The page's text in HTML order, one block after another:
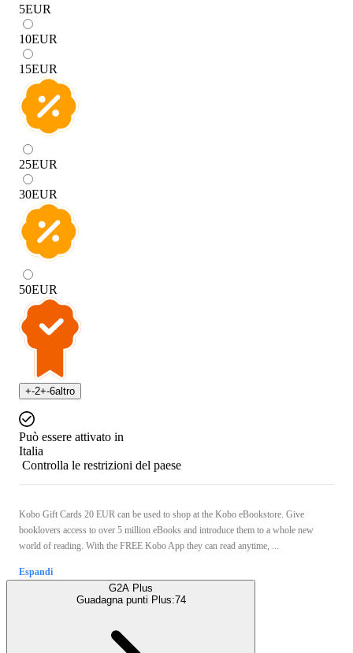
5EUR
10EUR
15EUR
25EUR
30EUR
50EUR
+-2+-6altro
Può essere attivato in
Italia
Controlla le restrizioni del paese
Kobo Gift Cards 20 EUR can be used to shop at the Kobo eBookstore. Give
booklovers access to over 5 million eBooks and introduce them to a whole new
world of reading. With the FREE Kobo App they can read anytime, ...
Espandi
G2A Plus
Guadagna punti Plus:74